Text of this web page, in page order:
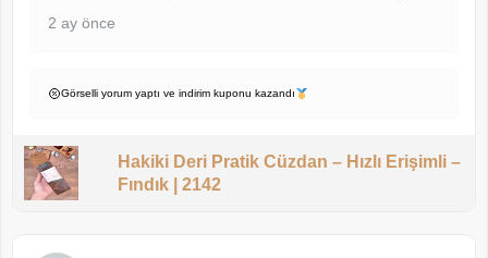
2 ay önce
Görselli yorum yaptı ve indirim kuponu kazandı
Hakiki Deri Pratik Cüzdan – Hızlı Erişimli –
Fındık | 2142